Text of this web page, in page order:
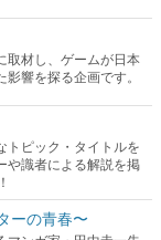
取材し、ゲームが日本
響を探る企画です。
トピック・タイトルを
や識者による解説を掲
ーの青春〜